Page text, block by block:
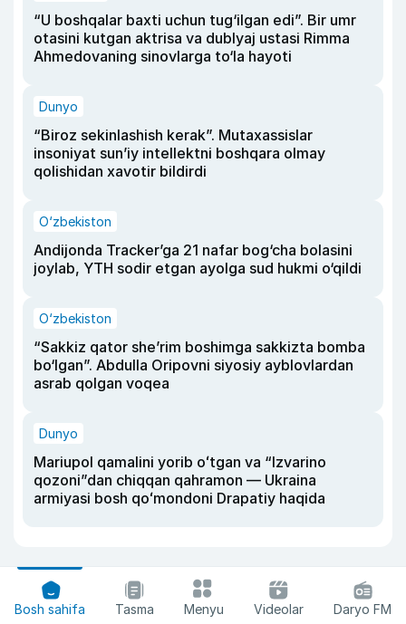
“U boshqalar baxti uchun tug‘ilgan edi”. Bir umr
otasini kutgan aktrisa va dublyaj ustasi Rimma
Ahmedovaning sinovlarga to‘la hayoti
Dunyo
“Biroz sekinlashish kerak”. Mutaxassislar
insoniyat sun’iy intellektni boshqara olmay
qolishidan xavotir bildirdi
O‘zbekiston
Andijonda Tracker’ga 21 nafar bog‘cha bolasini
joylab, YTH sodir etgan ayolga sud hukmi o‘qildi
O‘zbekiston
“Sakkiz qator she’rim boshimga sakkizta bomba
bo‘lgan”. Abdulla Oripovni siyosiy ayblovlardan
asrab qolgan voqea
Dunyo
Mariupol qamalini yorib oʻtgan va “Izvarino
qozoni”dan chiqqan qahramon — Ukraina
armiyasi bosh qoʻmondoni Drapatiy haqida
Bosh sahifa Tasma Menyu Videolar Daryo FM